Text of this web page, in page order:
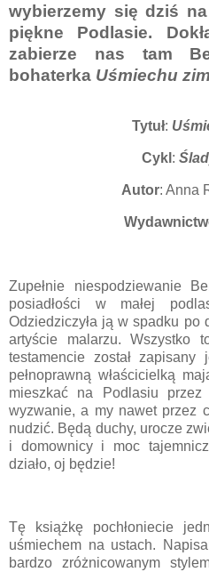
wybierzemy się dziś
piękne Podlasie.
zabierze nas tam
bohaterka Uśmiechu
Tytuł:
Cykl :
Autor: Anna
Zupełnie niespodziewanie
posiadłości w małej
Odziedziczyła ją w spadku po
artyście malarzu. Wszystko
testamencie został
pełnoprawną właścicielką
mieszkać na Podlasiu
wyzwanie, a my nawet przez
nudzić. Będą duchy, urocze
i domownicy i moc
działo, oj będzie!
Tę książkę pochłoniecie
uśmiechem na ustach.
bardzo zróżnicowanym